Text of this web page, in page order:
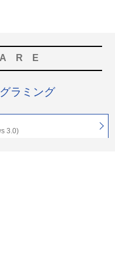
ラミング
3.0)